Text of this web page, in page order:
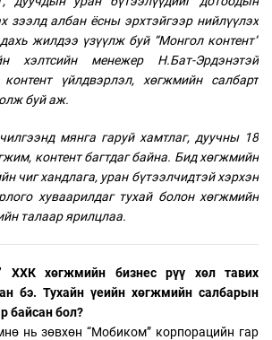
зээлд албан ёсны эрхтэйгээр нийлүүлэх
жилдээ үзүүлж буй “Монгол контент”
хэлтсийн менежер Н.Бат-Эрдэнэтэй
үйлдвэрлэл, хөгжмийн салбарт
буй аж.
мянга гаруй хамтлаг, дуучны 18
контент багтдаг байна. Бид хөгжмийн
чиг хандлага, уран бүтээлчидтэй хэрхэн
хуваарилдаг тухай болон хөгжмийн
талаар ярилцлаа.
ХХК хөгжмийн бизнес рүү хөл тавих
бэ. Тухайн үеийн хөгжмийн салбарын
байсан бол?
нь зөвхөн “Мобиком” корпорацийн гар